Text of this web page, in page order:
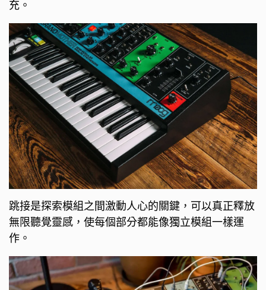
充。
跳接是探索模組之間激動人心的關鍵，可以真正釋放
無限聽覺靈感，使每個部分都能像獨立模組一樣運
作。